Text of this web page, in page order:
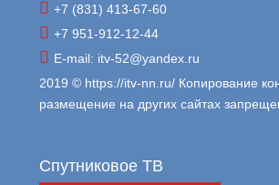
+7 (831) 413-67-60
+7 951-912-12-44
E-mail: itv-52@yandex.ru
2019 © https://itv-nn.ru/ Копирование
размещение на других сайтах
Спутниковое ТВ